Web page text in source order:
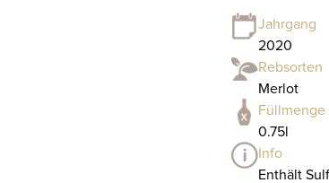
Jahrgang
2020
Rebsorten
Merlot
Füllmenge
0.75l
Info
Enthält